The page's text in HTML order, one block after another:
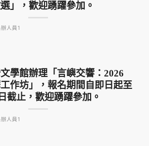
」，歡迎踴躍參加。
辦人員1
學館辦理「言嶼交響：2026
作坊」，報名期間自即日起至
截止，歡迎踴躍參加。
辦人員1